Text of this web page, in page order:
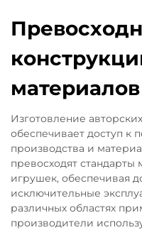
материалов
Изготовление
обеспечивает доступ к
производства и
превосходят стандарты
игрушек, обеспечивая
исключительные
различных областях
производители